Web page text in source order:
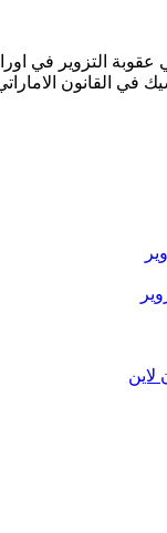
عقوبة التزوير في
في القانون